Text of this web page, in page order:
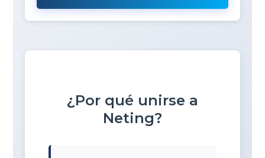
¿Por qué unirse a
Neting?